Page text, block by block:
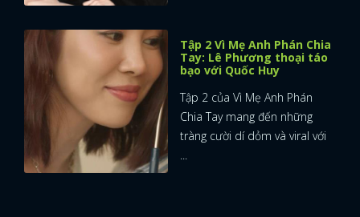
Tập 2 Vì Mẹ Anh Phán Chia
Tay: Lê Phương thoại táo
bạo với Quốc Huy
Tập 2 của Vì Mẹ Anh Phán
Chia Tay mang đến những
tràng cười dí dỏm và viral với